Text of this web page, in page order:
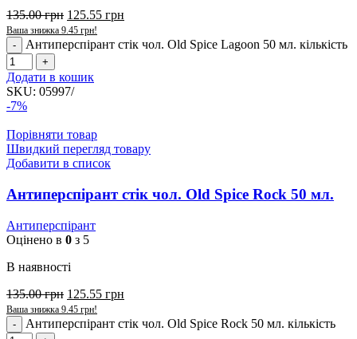
135.00грн 125.55 грн
Ваша знижка 9.45 грн!
Антиперспірант стік чол. Old Spice Lagoon 50 мл. кількість
Додати в кошик
SKU: 05997/
-7%
Порівняти товар
Швидкий перегляд товару
Добавити в список
Антиперспірант стік чол. Old Spice Rock 50 мл.
Антиперспірант
Оцінено в 0 з 5
В наявності
135.00грн 125.55 грн
Ваша знижка 9.45 грн!
Антиперспірант стік чол. Old Spice Rock 50 мл. кількість